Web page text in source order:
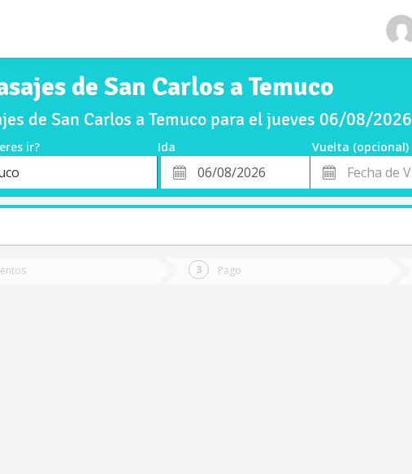
de San Carlos a Temuco
de San Carlos a Temuco para el jueves 06/08/2026
ir? Ida
Vuelta (opcional)
Fecha
de
Fecha
de
Vuelta
Pago